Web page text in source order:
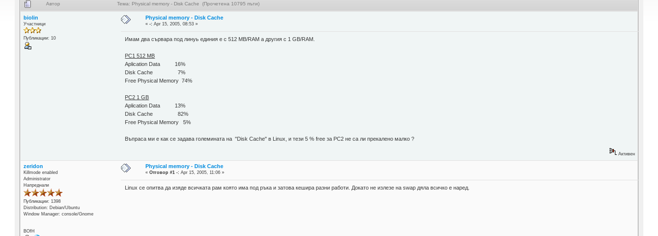
Автор Тема: Physical memory - Disk Cache (Прочетена 10795 пъти)
biolin
Участници
Публикации: 10
Physical memory - Disk Cache
«-: Apr 15, 2005, 08:53 »
Имам два сървара под линуь единия е с 512 MB/RAM а другия с 1 GB/RAM.
PC1 512 MB
Aplication Data 16%
Disk Cache 7%
Free Physical Memory 74%
PC2 1 GB
Aplication Data 13%
Disk Cache 82%
Free Physical Memory 5%
Въпраса ми е как се задава големината на "Disk Cache" в Linux, и тези 5 % free за PC2 не са ли прекалено малко ?
Активен
zeridon
Killmode enabled
Administrator
Напреднали
Публикации: 1398
Distribution: Debian/Ubuntu
Window Manager: console/Gnome
BOfH
Physical memory - Disk Cache
«Отговор #1 -: Apr 15, 2005, 11:06 »
Linux се опитва да изяде всичката рам която има под ръка и затова кешира разни работи. Докато не излезе на swap дяла всичко е наред.